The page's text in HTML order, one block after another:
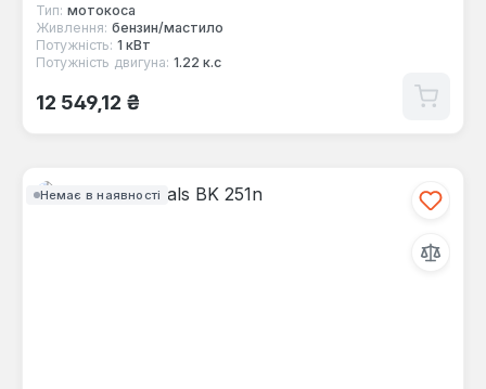
Тип: мотокоса
Живлення: бензин/мастило
Потужність: 1 кВт
Потужність двигуна: 1.22 к.с
Звичайна ціна:
12 549,12 ₴
Немає в наявності